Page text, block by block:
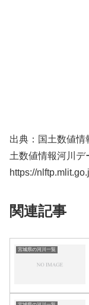
出典：国土数値情
土数値情報河川
https://
関連記事
宮城県の河川一覧